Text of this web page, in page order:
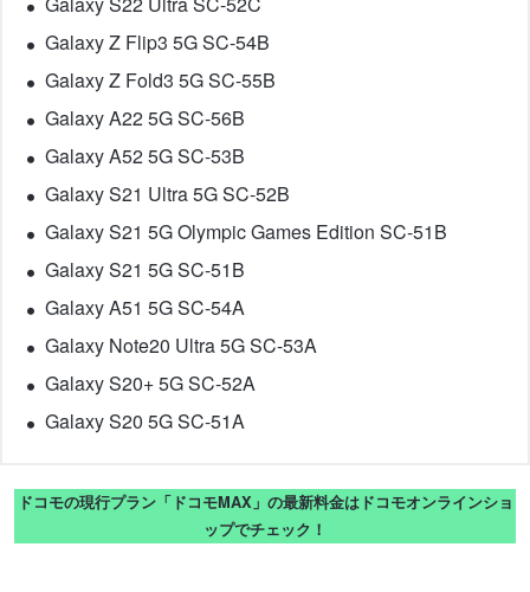
Galaxy Z Flip3 5G SC-54B
Galaxy Z Fold3 5G SC-55B
Galaxy A22 5G SC-56B
Galaxy A52 5G SC-53B
Galaxy S21 Ultra 5G SC-52B
Galaxy S21 5G Olympic Games Edition SC-51B
Galaxy S21 5G SC-51B
Galaxy A51 5G SC-54A
Galaxy Note20 Ultra 5G SC-53A
Galaxy S20+ 5G SC-52A
Galaxy S20 5G SC-51A
ドコモの現行プラン「ドコモMAX」の最新料金はドコモオンラインショ
ップでチェック！